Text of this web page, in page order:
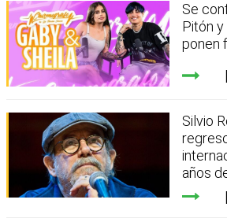
Se
Pitón y
ponen
Silvio
años